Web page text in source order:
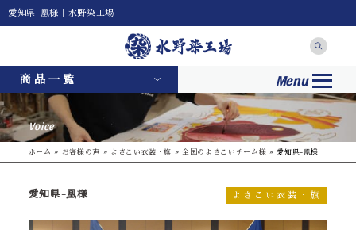
愛知県-凰様｜水野染工場
商品一覧 Menu
Voice
ホーム » お客様の声 » よさこい衣装・旗 »全国のよさこいチーム様 » 愛知県-凰様
愛知県-凰様 よさこい衣装・旗